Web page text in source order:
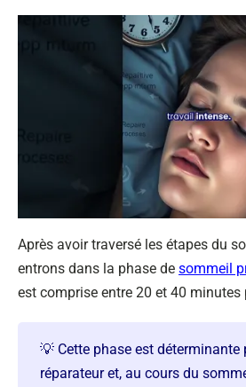
Après avoir traversé les étapes du
entrons dans la phase de sommeil
est comprise entre 20 et 40 minutes
💡 Cette phase est
réparateur et, au cours du